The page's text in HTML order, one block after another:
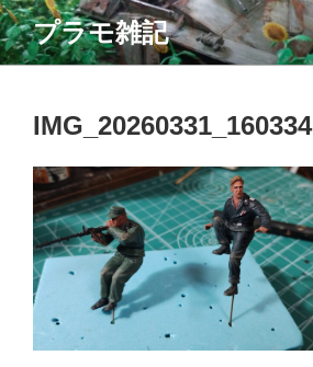
コ
ン
テ
プラモ雑記
IMG_20260331_160334